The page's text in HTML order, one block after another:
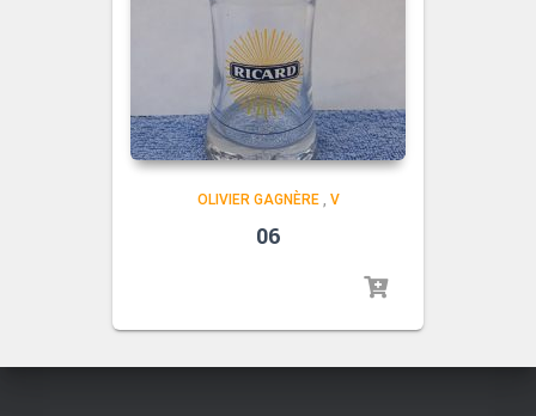
OLIVIER GAGNÈRE, V
06